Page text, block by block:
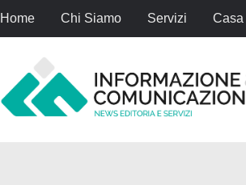
Home Chi Siamo Servizi Casa